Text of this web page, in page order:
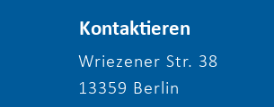
Einladung zum
Kontaktieren
Wriezener Str. 38
13359 Berlin